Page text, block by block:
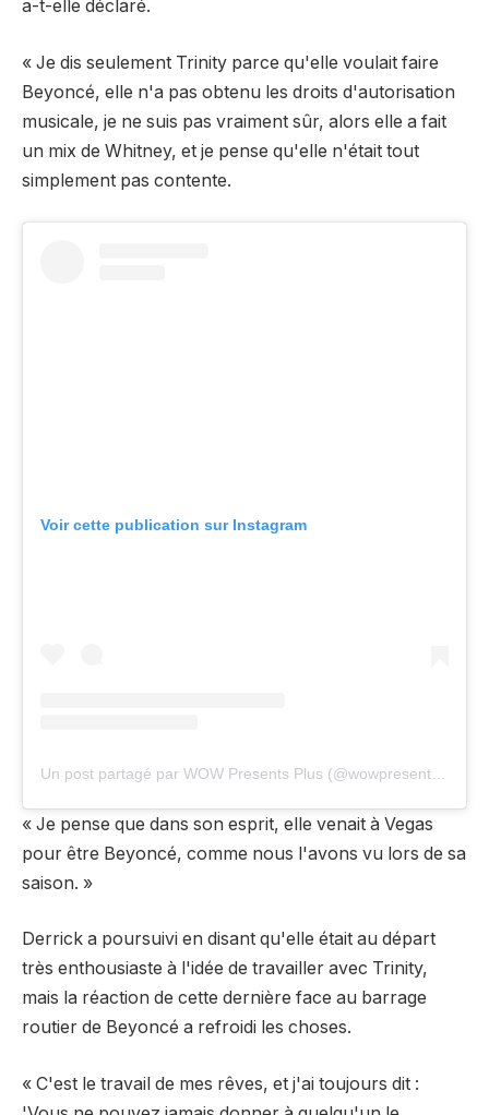
a-t-elle déclaré.
« Je dis seulement Trinity parce qu'elle voulait faire
Beyoncé, elle n'a pas obtenu les droits d'autorisation
musicale, je ne suis pas vraiment sûr, alors elle a fait
un mix de Whitney, et je pense qu'elle n'était tout
simplement pas contente.
Voir cette publication sur Instagram
« Je pense que dans son esprit, elle venait à Vegas
pour être Beyoncé, comme nous l'avons vu lors de sa
saison. »
Derrick a poursuivi en disant qu'elle était au départ
très enthousiaste à l'idée de travailler avec Trinity,
mais la réaction de cette dernière face au barrage
routier de Beyoncé a refroidi les choses.
« C'est le travail de mes rêves, et j'ai toujours dit :